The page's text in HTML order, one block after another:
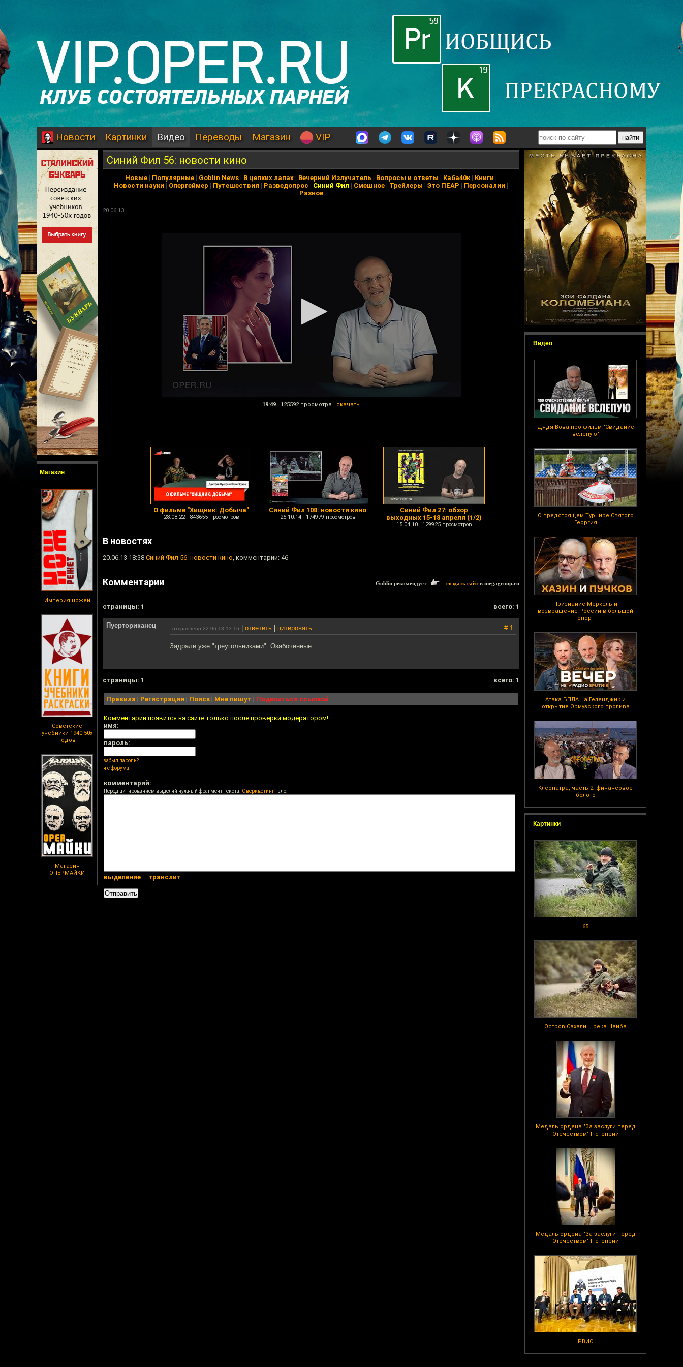
Новости Картинки Видео Переводы Магазин VIP
Магазин
Империя ножей
Советские
учебники 1940-50х
годов
Магазин
ОПЕРМАЙКИ
Видео
Дядя Вова про фильм "Свидание
вслепую"
О предстоящем Турнире Святого
Георгия
Признание Меркель и
возвращение России в большой
спорт
Атака БПЛА на Геленджик и
открытие Ормузского пролива
Клеопатра, часть 2: финансовое
болото
Картинки
65
Остров Сахалин, река Найба
Медаль ордена "За заслуги перед
Отечеством" II степени
Медаль ордена "За заслуги перед
Отечеством" II степени
РВИО
Синий Фил 56: новости кино
Новые | Популярные | Goblin News | В цепких лапах | Вечерний Излучатель | Вопросы и ответы | Каба40к| Книги |
Новости науки | Опергеймер | Путешествия | Разведопрос | Синий Фил | Смешное | Трейлеры | Это ПЕАР | Персоналии |
Разное
20.06.13
19:49 | 125592 просмотра | скачать
О фильме "Хищник: Добыча"
28.08.22 843655 просмотров
Синий Фил 108: новости кино
25.10.14 174979 просмотров
Синий Фил 27: обзор
выходных 15-18 апреля (1/2)
15.04.10 129925 просмотров
В новостях
20.06.13 18:38 Синий Фил 56: новости кино, комментарии: 46
Комментарии Goblin рекомендует создать сайтв megagroup.ru
cтраницы: 1 всего: 1
Пуерториканец отправлено 22.06.13 13:16 ответить цитировать # 1
Задрали уже "треугольниками". Озабоченные.
cтраницы: 1 всего: 1
Правила | Регистрация | Поиск| Мне пишут | Поделиться ссылкой
Комментарий появится на сайте только после проверки модератором!
имя:
пароль:
забыл пароль?
я с форума!
комментарий:
Перед цитированием выделяй нужный фрагмент текста. Оверквотинг- зло.
выделение транслит